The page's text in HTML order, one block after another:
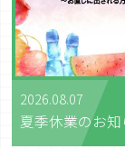
2026.08.07
夏季休業のお知